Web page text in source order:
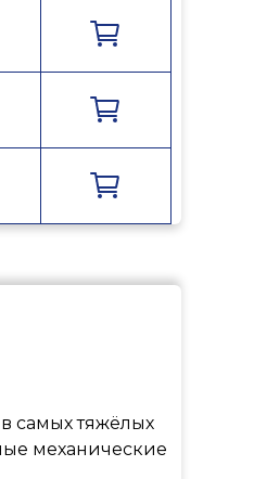
самых тяжёлых
механические